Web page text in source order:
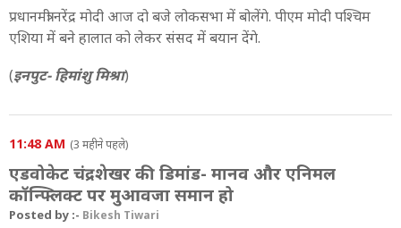
प्रधानमंत्री नरेंद्र मोदी आज दो बजे लोकसभा में बोलेंगे. पीएम मोदी पश्चिम
एशिया में बने हालात को लेकर संसद में बयान देंगे.
(इनपुट- हिमांशु मिश्रा)
11:48 AM (3 महीने पहले)
एडवोकेट चंद्रशेखर की डिमांड- मानव और एनिमल
कॉन्फ्लिक्ट पर मुआवजा समान हो
Posted by :- Bikesh Tiwari